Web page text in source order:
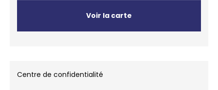
Voir la carte
Centre de confidentialité